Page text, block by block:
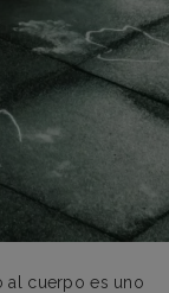
al cuerpo es uno